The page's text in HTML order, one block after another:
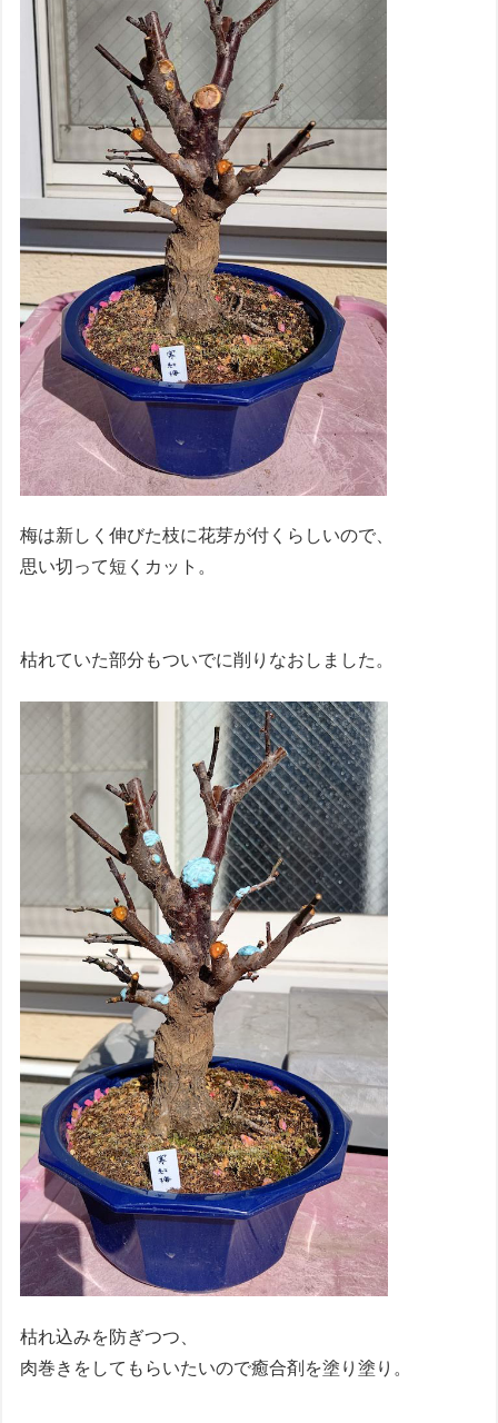
梅は新しく伸びた枝に花芽が付くらしいので、
思い切って短くカット。
枯れていた部分もついでに削りなおしました。
枯れ込みを防ぎつつ、
肉巻きをしてもらいたいので癒合剤を塗り塗り。